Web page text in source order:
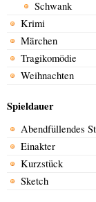
Schwank
Krimi
Märchen
Tragikomödie
Weihnachten
Spieldauer
Abendfüllendes
Einakter
Kurzstück
Sketch